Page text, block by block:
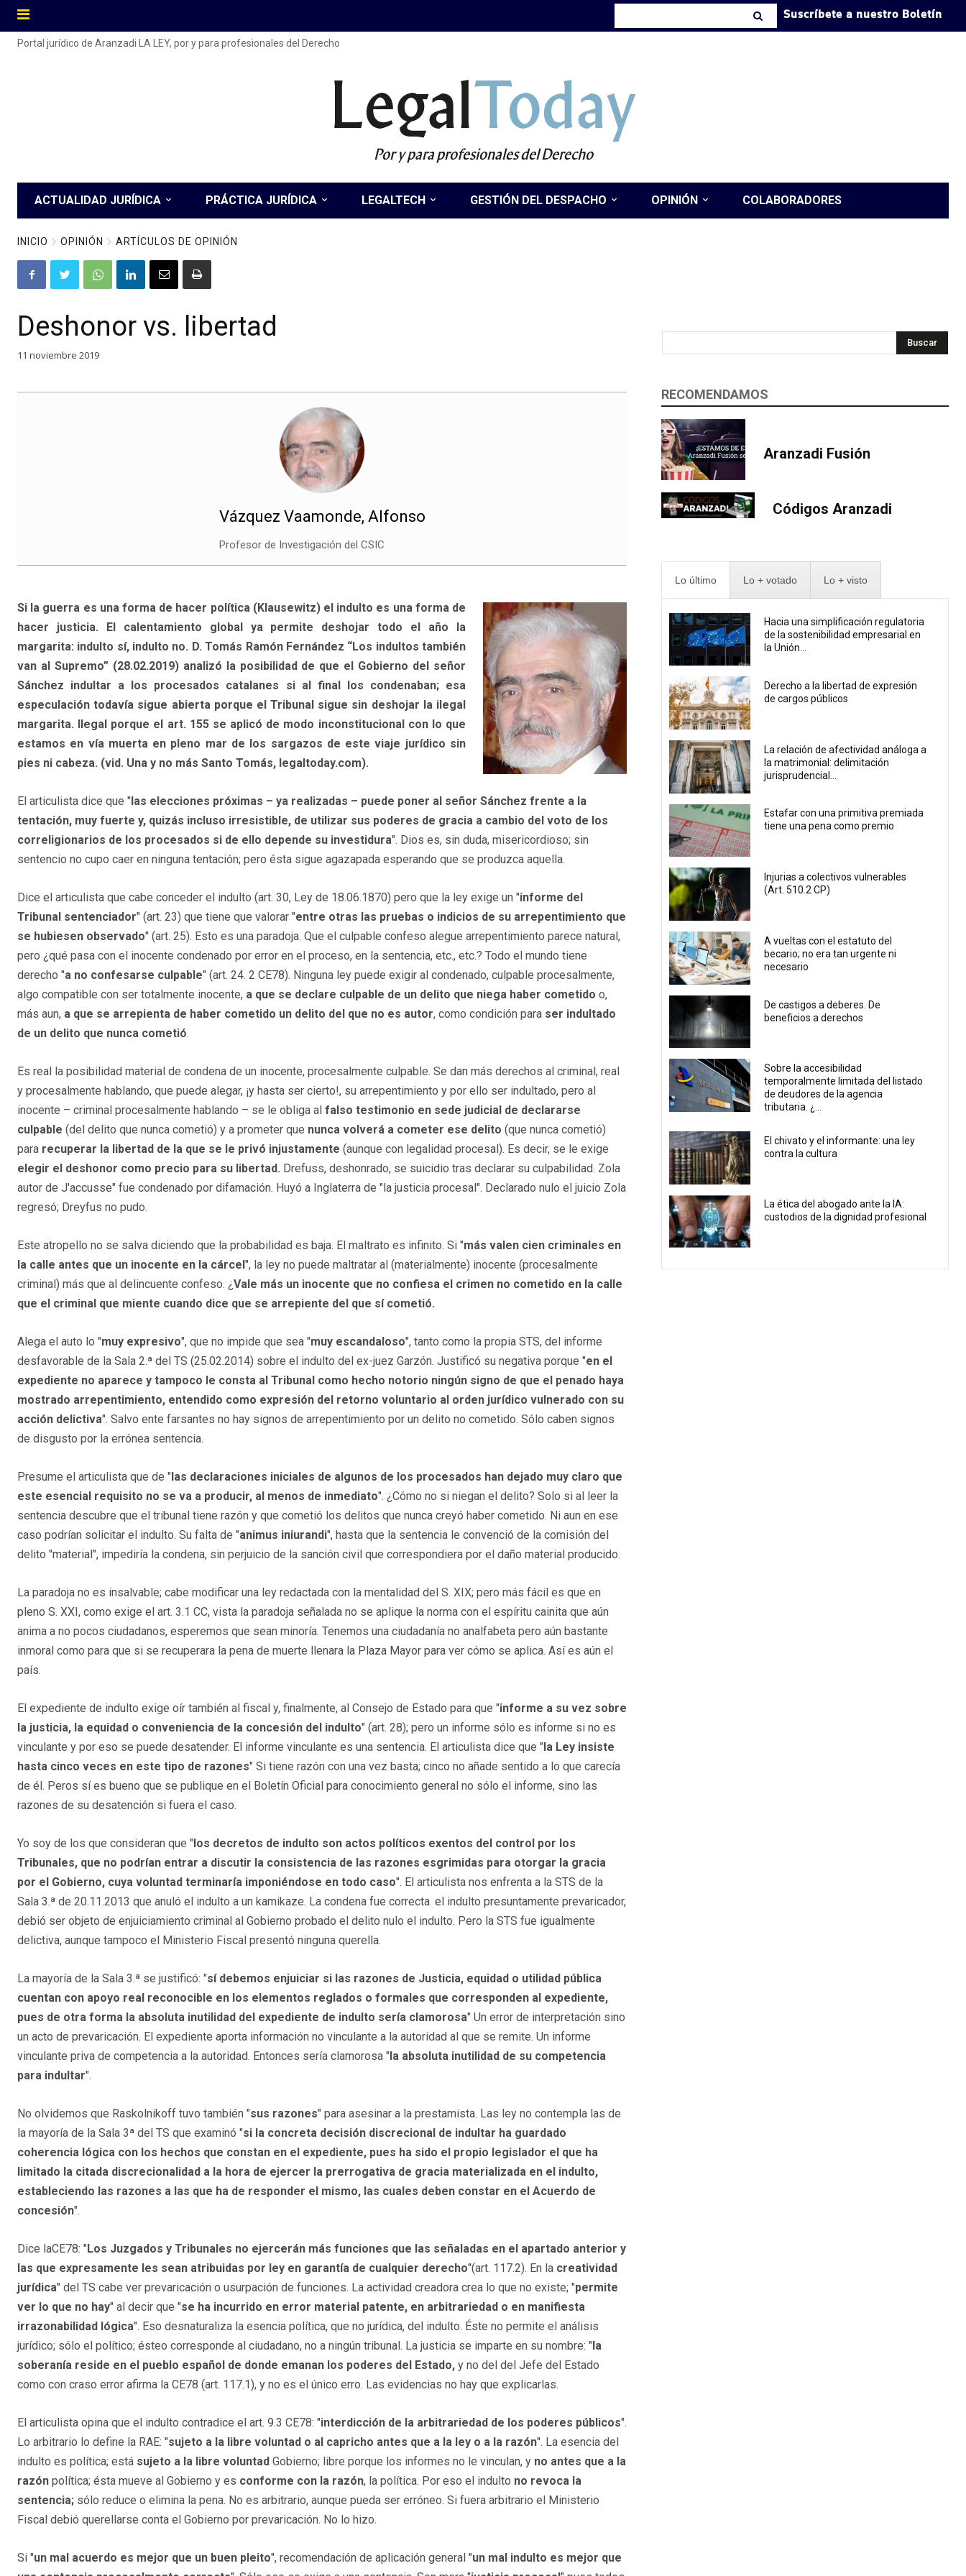
Suscríbete a nuestro Boletín
Portal jurídico de Aranzadi LA LEY, por y para profesionales del Derecho
LegalToday
Por y para profesionales del Derecho
ACTUALIDAD JURÍDICA PRÁCTICA JURÍDICA LEGALTECH GESTIÓN DEL DESPACHO OPINIÓN COLABORADORES
INICIO OPINIÓN ARTÍCULOS DE OPINIÓN
Deshonor vs. libertad
11 noviembre 2019
Vázquez Vaamonde, Alfonso
Profesor de Investigación del CSIC
Si la guerra es una forma de hacer política (Klausewitz) el indulto es una forma de
hacer justicia. El calentamiento global ya permite deshojar todo el año la
margarita: indulto sí, indulto no. D. Tomás Ramón Fernández “Los indultos también
van al Supremo” (28.02.2019) analizó la posibilidad de que el Gobierno del señor
Sánchez indultar a los procesados catalanes si al final los condenaban; esa
especulación todavía sigue abierta porque el Tribunal sigue sin deshojar la ilegal
margarita. Ilegal porque el art. 155 se aplicó de modo inconstitucional con lo que
estamos en vía muerta en pleno mar de los sargazos de este viaje jurídico sin
pies ni cabeza. (vid. Una y no más Santo Tomás, legaltoday.com).
El articulista dice que "las elecciones próximas – ya realizadas – puede poner al señor Sánchez frente a la
tentación, muy fuerte y, quizás incluso irresistible, de utilizar sus poderes de gracia a cambio del voto de los
correligionarios de los procesados si de ello depende su investidura". Dios es, sin duda, misericordioso; sin
sentencio no cupo caer en ninguna tentación; pero ésta sigue agazapada esperando que se produzca aquella.
Dice el articulista que cabe conceder el indulto (art. 30, Ley de 18.06.1870) pero que la ley exige un "informe del
Tribunal sentenciador" (art. 23) que tiene que valorar "entre otras las pruebas o indicios de su arrepentimiento que
se hubiesen observado" (art. 25). Esto es una paradoja. Que el culpable confeso alegue arrepentimiento parece natural,
pero ¿qué pasa con el inocente condenado por error en el proceso, en la sentencia, etc., etc.? Todo el mundo tiene
derecho "a no confesarse culpable" (art. 24. 2 CE78). Ninguna ley puede exigir al condenado, culpable procesalmente,
algo compatible con ser totalmente inocente, a que se declare culpable de un delito que niega haber cometido o,
más aun, a que se arrepienta de haber cometido un delito del que no es autor, como condición para ser indultado
de un delito que nunca cometió.
Es real la posibilidad material de condena de un inocente, procesalmente culpable. Se dan más derechos al criminal, real
y procesalmente hablando, que puede alegar, ¡y hasta ser cierto!, su arrepentimiento y por ello ser indultado, pero al
inocente – criminal procesalmente hablando – se le obliga al falso testimonio en sede judicial de declararse
culpable (del delito que nunca cometió) y a prometer que nunca volverá a cometer ese delito (que nunca cometió)
para recuperar la libertad de la que se le privó injustamente (aunque con legalidad procesal). Es decir, se le exige
elegir el deshonor como precio para su libertad. Drefuss, deshonrado, se suicidio tras declarar su culpabilidad. Zola
autor de J'accusse" fue condenado por difamación. Huyó a Inglaterra de "la justicia procesal". Declarado nulo el juicio Zola
regresó; Dreyfus no pudo.
Este atropello no se salva diciendo que la probabilidad es baja. El maltrato es infinito. Si "más valen cien criminales en
la calle antes que un inocente en la cárcel", la ley no puede maltratar al (materialmente) inocente (procesalmente
criminal) más que al delincuente confeso. ¿Vale más un inocente que no confiesa el crimen no cometido en la calle
que el criminal que miente cuando dice que se arrepiente del que sí cometió.
Alega el auto lo "muy expresivo", que no impide que sea "muy escandaloso", tanto como la propia STS, del informe
desfavorable de la Sala 2.ª del TS (25.02.2014) sobre el indulto del ex-juez Garzón. Justificó su negativa porque "en el
expediente no aparece y tampoco le consta al Tribunal como hecho notorio ningún signo de que el penado haya
mostrado arrepentimiento, entendido como expresión del retorno voluntario al orden jurídico vulnerado con su
acción delictiva". Salvo ente farsantes no hay signos de arrepentimiento por un delito no cometido. Sólo caben signos
de disgusto por la errónea sentencia.
Presume el articulista que de "las declaraciones iniciales de algunos de los procesados han dejado muy claro que
este esencial requisito no se va a producir, al menos de inmediato". ¿Cómo no si niegan el delito? Solo si al leer la
sentencia descubre que el tribunal tiene razón y que cometió los delitos que nunca creyó haber cometido. Ni aun en ese
caso podrían solicitar el indulto. Su falta de "animus iniurandi", hasta que la sentencia le convenció de la comisión del
delito "material", impediría la condena, sin perjuicio de la sanción civil que correspondiera por el daño material producido.
La paradoja no es insalvable; cabe modificar una ley redactada con la mentalidad del S. XIX; pero más fácil es que en
pleno S. XXI, como exige el art. 3.1 CC, vista la paradoja señalada no se aplique la norma con el espíritu cainita que aún
anima a no pocos ciudadanos, esperemos que sean minoría. Tenemos una ciudadanía no analfabeta pero aún bastante
inmoral como para que si se recuperara la pena de muerte llenara la Plaza Mayor para ver cómo se aplica. Así es aún el
país.
El expediente de indulto exige oír también al fiscal y, finalmente, al Consejo de Estado para que "informe a su vez sobre
la justicia, la equidad o conveniencia de la concesión del indulto" (art. 28); pero un informe sólo es informe si no es
vinculante y por eso se puede desatender. El informe vinculante es una sentencia. El articulista dice que "la Ley insiste
hasta cinco veces en este tipo de razones" Si tiene razón con una vez basta; cinco no añade sentido a lo que carecía
de él. Peros sí es bueno que se publique en el Boletín Oficial para conocimiento general no sólo el informe, sino las
razones de su desatención si fuera el caso.
Yo soy de los que consideran que "los decretos de indulto son actos políticos exentos del control por los
Tribunales, que no podrían entrar a discutir la consistencia de las razones esgrimidas para otorgar la gracia
por el Gobierno, cuya voluntad terminaría imponiéndose en todo caso". El articulista nos enfrenta a la STS de la
Sala 3.ª de 20.11.2013 que anuló el indulto a un kamikaze. La condena fue correcta. el indulto presuntamente prevaricador,
debió ser objeto de enjuiciamiento criminal al Gobierno probado el delito nulo el indulto. Pero la STS fue igualmente
delictiva, aunque tampoco el Ministerio Fiscal presentó ninguna querella.
La mayoría de la Sala 3.ª se justificó: "sí debemos enjuiciar si las razones de Justicia, equidad o utilidad pública
cuentan con apoyo real reconocible en los elementos reglados o formales que corresponden al expediente,
pues de otra forma la absoluta inutilidad del expediente de indulto sería clamorosa" Un error de interpretación sino
un acto de prevaricación. El expediente aporta información no vinculante a la autoridad al que se remite. Un informe
vinculante priva de competencia a la autoridad. Entonces sería clamorosa "la absoluta inutilidad de su competencia
para indultar".
No olvidemos que Raskolnikoff tuvo también "sus razones" para asesinar a la prestamista. Las ley no contempla las de
la mayoría de la Sala 3ª del TS que examinó "si la concreta decisión discrecional de indultar ha guardado
coherencia lógica con los hechos que constan en el expediente, pues ha sido el propio legislador el que ha
limitado la citada discrecionalidad a la hora de ejercer la prerrogativa de gracia materializada en el indulto,
estableciendo las razones a las que ha de responder el mismo, las cuales deben constar en el Acuerdo de
concesión".
Dice laCE78: "Los Juzgados y Tribunales no ejercerán más funciones que las señaladas en el apartado anterior y
las que expresamente les sean atribuidas por ley en garantía de cualquier derecho"(art. 117.2). En la creatividad
jurídica" del TS cabe ver prevaricación o usurpación de funciones. La actividad creadora crea lo que no existe; "permite
ver lo que no hay" al decir que "se ha incurrido en error material patente, en arbitrariedad o en manifiesta
irrazonabilidad lógica". Eso desnaturaliza la esencia política, que no jurídica, del indulto. Éste no permite el análisis
jurídico; sólo el político; ésteo corresponde al ciudadano, no a ningún tribunal. La justicia se imparte en su nombre: "la
soberanía reside en el pueblo español de donde emanan los poderes del Estado, y no del del Jefe del Estado
como con craso error afirma la CE78 (art. 117.1), y no es el único erro. Las evidencias no hay que explicarlas.
El articulista opina que el indulto contradice el art. 9.3 CE78: "interdicción de la arbitrariedad de los poderes públicos".
Lo arbitrario lo define la RAE: "sujeto a la libre voluntad o al capricho antes que a la ley o a la razón". La esencia del
indulto es política; está sujeto a la libre voluntad Gobierno; libre porque los informes no le vinculan, y no antes que a la
razón política; ésta mueve al Gobierno y es conforme con la razón, la política. Por eso el indulto no revoca la
sentencia; sólo reduce o elimina la pena. No es arbitrario, aunque pueda ser erróneo. Si fuera arbitrario el Ministerio
Fiscal debió querellarse conta el Gobierno por prevaricación. No lo hizo.
Si "un mal acuerdo es mejor que un buen pleito", recomendación de aplicación general "un mal indulto es mejor que
Buscar
RECOMENDAMOS
Aranzadi Fusión
Códigos Aranzadi
Lo último Lo + votado Lo + visto
Hacia una simplificación regulatoria
de la sostenibilidad empresarial en
la Unión...
Derecho a la libertad de expresión
de cargos públicos
La relación de afectividad análoga a
la matrimonial: delimitación
jurisprudencial...
Estafar con una primitiva premiada
tiene una pena como premio
Injurias a colectivos vulnerables
(Art. 510.2 CP)
A vueltas con el estatuto del
becario; no era tan urgente ni
necesario
De castigos a deberes. De
beneficios a derechos
Sobre la accesibilidad
temporalmente limitada del listado
de deudores de la agencia
tributaria. ¿...
El chivato y el informante: una ley
contra la cultura
La ética del abogado ante la IA:
custodios de la dignidad profesional